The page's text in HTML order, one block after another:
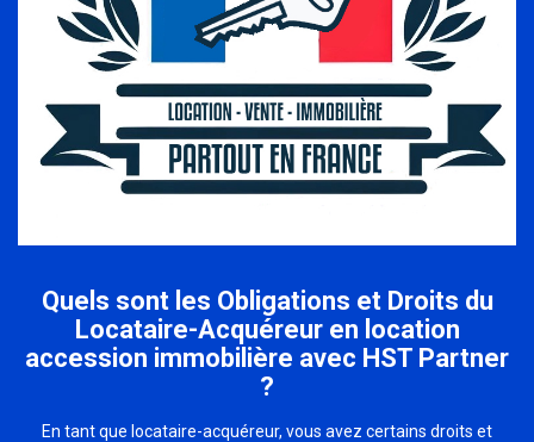
Quels sont les Obligations et Droits du
Locataire-Acquéreur en location
accession immobilière avec HST Partner
?
En tant que locataire-acquéreur, vous avez certains droits et